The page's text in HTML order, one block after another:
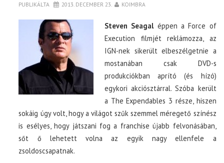
PUBLIKÁLTA 2013. DECEMBER 23. KOIMBRA
Steven Seagaléppen a Force of
Execution filmjét reklámozza, az
IGN-nek sikerült elbeszélgetnie a
mostanában csak DVD-s
produkciókban aprító (és hízó)
egykori akciósztárral. Szóba került
a The Expendables 3 része, hiszen
sokáig úgy volt, hogy a világot szűk szemmel méregető színész
is esélyes, hogy játszani fog a franchise újabb felvonásában,
sőt ő lehetett volna az egyik nagy ellenfele a
zsoldoscsapatnak.